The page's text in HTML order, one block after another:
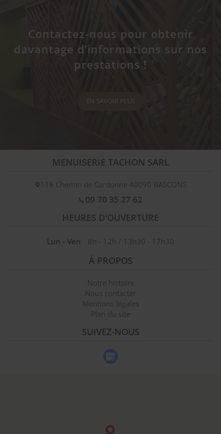
Contactez-nous pour obtenir
davantage d’informations sur nos
prestations !
EN SAVOIR PLUS
MENUISERIE TACHON SARL
116 Chemin de Cardonne 40090 BASCONS
09 70 35 27 62
HEURES D'OUVERTURE
Lun - Ven 8h - 12h / 13h30 - 17h30
À PROPOS
Notre histoire
Nous contacter
Mentions légales
Plan du site
SUIVEZ-NOUS